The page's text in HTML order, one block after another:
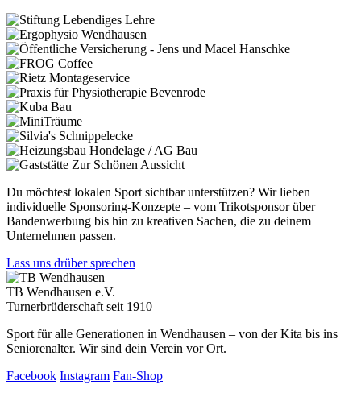
Du möchtest lokalen Sport sichtbar unterstützen? Wir lieben
individuelle Sponsoring-Konzepte – vom Trikotsponsor über
Bandenwerbung bis hin zu kreativen Sachen, die zu deinem
Unternehmen passen.
Lass uns drüber sprechen
TB Wendhausen e.V.
Turnerbrüderschaft seit 1910
Sport für alle Generationen in Wendhausen – von der Kita bis ins
Seniorenalter. Wir sind dein Verein vor Ort.
Facebook Instagram Fan-Shop